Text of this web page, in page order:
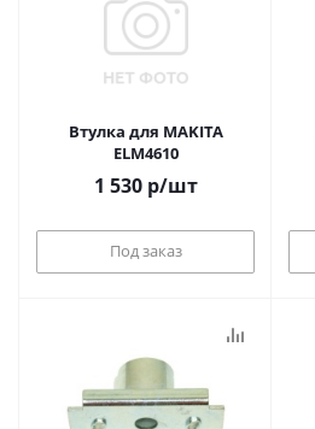
Втулка для MAKITA
ELM4610
1 530р/шт
Под заказ